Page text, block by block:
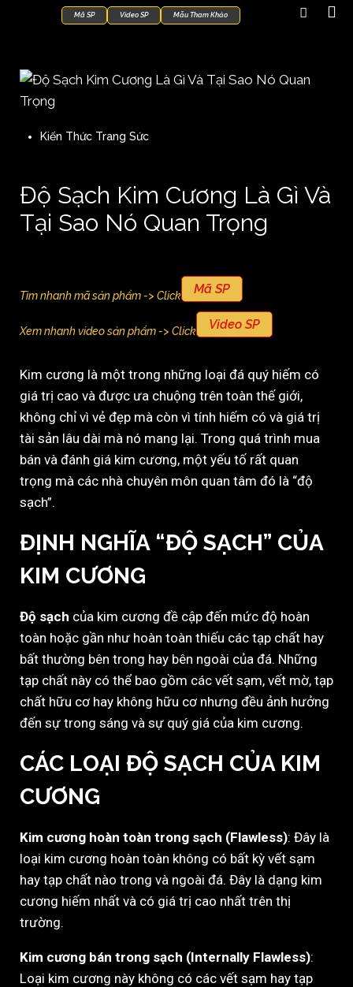
Mã SP Video SP Mẫu Tham Khảo
Kiến Thức Trang Sức
Độ Sạch Kim Cương Là Gì Và
Tại Sao Nó Quan Trọng
Tìm nhanh mã sản phẩm -> Click Mã SP
Xem nhanh video sản phẩm -> Click Video SP
Kim cương là một trong những loại đá quý hiếm có
giá trị cao và được ưa chuộng trên toàn thế giới,
không chỉ vì vẻ đẹp mà còn vì tính hiếm có và giá trị
tài sản lâu dài mà nó mang lại. Trong quá trình mua
bán và đánh giá kim cương, một yếu tố rất quan
trọng mà các nhà chuyên môn quan tâm đó là “độ
sạch”.
ĐỊNH NGHĨA “ĐỘ SẠCH” CỦA
KIM CƯƠNG
Độ sạch của kim cương đề cập đến mức độ hoàn
toàn hoặc gần như hoàn toàn thiếu các tạp chất hay
bất thường bên trong hay bên ngoài của đá. Những
tạp chất này có thể bao gồm các vết sạm, vết mờ, tạp
chất hữu cơ hay không hữu cơ nhưng đều ảnh hưởng
đến sự trong sáng và sự quý giá của kim cương.
CÁC LOẠI ĐỘ SẠCH CỦA KIM
CƯƠNG
Kim cương hoàn toàn trong sạch (Flawless): Đây là
loại kim cương hoàn toàn không có bất kỳ vết sạm
hay tạp chất nào trong và ngoài đá. Đây là dạng kim
cương hiếm nhất và có giá trị cao nhất trên thị
trường.
Kim cương bán trong sạch (Internally Flawless):
Loại kim cương này không có các vết sạm hay tạp